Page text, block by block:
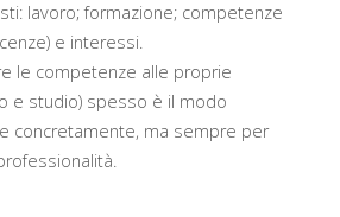
lavoro; formazione; competenze
e interessi.
le competenze alle proprie
e studio) spesso è il modo
concretamente, ma sempre per